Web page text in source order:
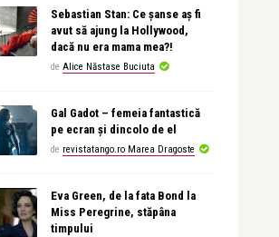
Sebastian Stan: Ce șanse aș fi
avut să ajung la Hollywood,
dacă nu era mama mea?!
de Alice Năstase Buciuta
Gal Gadot – femeia fantastică
pe ecran și dincolo de el
de revistatango.ro Marea Dragoste
Eva Green, de la fata Bond la
Miss Peregrine, stăpâna
timpului